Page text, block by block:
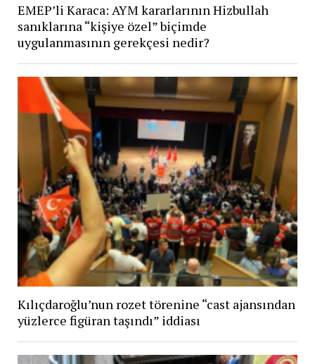
EMEP’li Karaca: AYM kararlarının Hizbullah
sanıklarına “kişiye özel” biçimde
uygulanmasının gerekçesi nedir?
Kılıçdaroğlu’nun rozet törenine “cast ajansından
yüzlerce figüran taşındı” iddiası